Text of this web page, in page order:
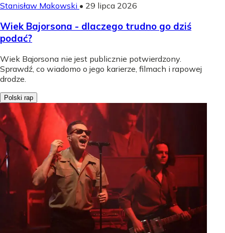
Stanisław Makowski • 29 lipca 2026
Wiek Bajorsona - dlaczego trudno go dziś
podać?
Wiek Bajorsona nie jest publicznie potwierdzony.
Sprawdź, co wiadomo o jego karierze, filmach i rapowej
drodze.
Polski rap